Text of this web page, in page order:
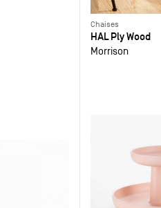
Chaises
HAL Ply Wood
Morrison